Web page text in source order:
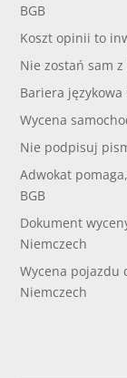
BGB
Koszt opinii to
Nie zostań sam
Bariera językowa
Wycena
Nie podpisuj
Adwokat
BGB
Dokument
Niemczech
Wycena pojazdu
Niemczech